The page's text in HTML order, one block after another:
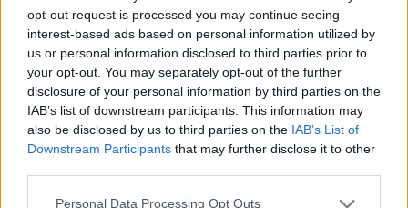
opt-out request is processed you may continue seeing
interest-based ads based on personal information utilized by
us or personal information disclosed to third parties prior to
your opt-out. You may separately opt-out of the further
disclosure of your personal information by third parties on the
IAB’s list of downstream participants. This information may
also be disclosed by us to third parties on the IAB’s List of
Downstream Participants that may further disclose it to other
Please note that this website/app uses one or more Google
Personal Data Processing Opt Outs
εταιρείας της από το 2008. Όπως τόνισε
είχε περιορισμένηκαι πολύ συγκεκριμένη
συνεργασία με τηNovartis, ηόποια ήταν
"απολύτως διαφανής". Η κ. Νικολοπούλου
είπε ότι "Έχω κάνει μόνο δύο πράγματα με
τηNovartis. Ένα σεμινάριο εκπαίδευσης